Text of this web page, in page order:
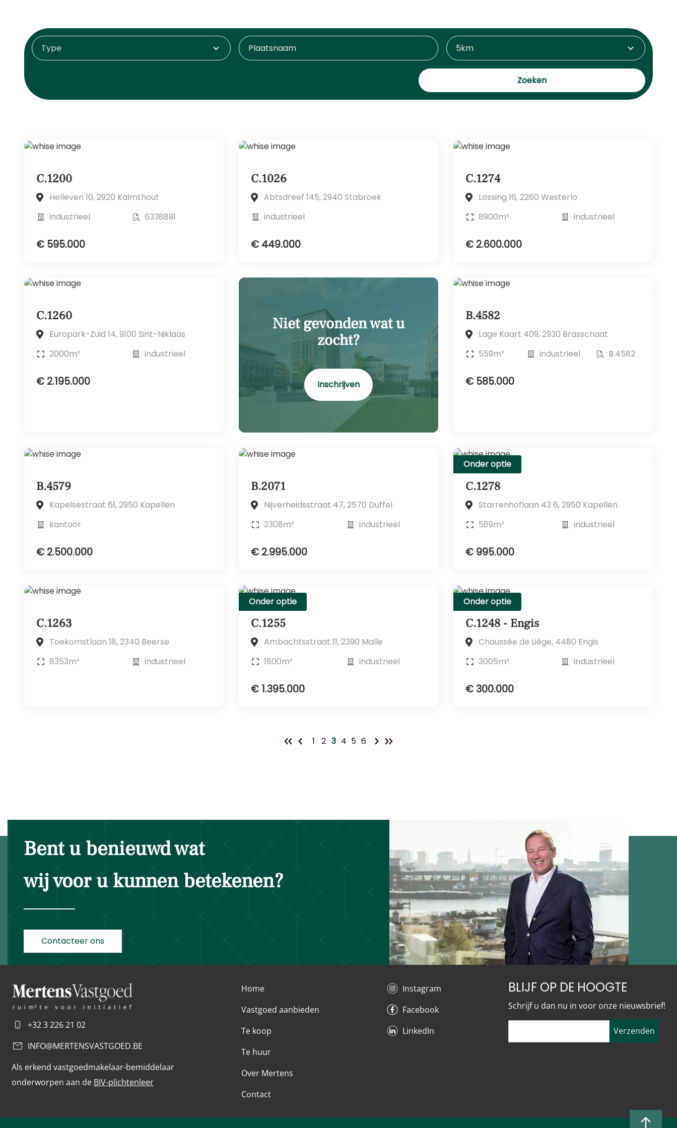
Type 5km
Zoeken
C.1200
Helleven 10, 2920 Kalmthout
industrieel
6338891
€ 595.000
C.1026
Abtsdreef 145, 2940 Stabroek
industrieel
€ 449.000
C.1274
Lossing 16, 2260 Westerlo
8900m²
industrieel
€ 2.600.000
C.1260
Europark-Zuid 14, 9100 Sint-Niklaas
2000m²
industrieel
€ 2.195.000
Niet gevonden wat u
zocht?
Inschrijven
B.4582
Lage Kaart 409, 2930 Brasschaat
559m²
industrieel B.4582
€ 585.000
B.4579
Kapelsestraat 61, 2950 Kapellen
kantoor
€ 2.500.000
B.2071
Nijverheidsstraat 47, 2570 Duffel
2308m²
industrieel
€ 2.995.000
C.1278
Starrenhoflaan 43 6, 2950 Kapellen
569m²
industrieel
€ 995.000
Onder optie
C.1263
Toekomstlaan 18, 2340 Beerse
8353m²
industrieel
C.1255
Ambachtsstraat 11, 2390 Malle
1800m²
industrieel
€ 1.395.000
Onder optie
C.1248 - Engis
Chaussée de Liège, 4480 Engis
3005m²
industrieel
€ 300.000
Onder optie
1 2 3 4 5 6
Bent u benieuwd wat
wij voor u kunnen betekenen?
Contacteer ons
+32 3 226 21 02
INFO@MERTENSVASTGOED.BE
Als erkend vastgoedmakelaar-bemiddelaar
onderworpen aan de BIV-plichtenleer
Home
Vastgoed aanbieden
Te koop
Te huur
Over Mertens
Contact
Instagram
Facebook
LinkedIn
BLIJF OP DE HOOGTE
Schrijf u dan nu in voor onze nieuwsbrief!
Verzenden